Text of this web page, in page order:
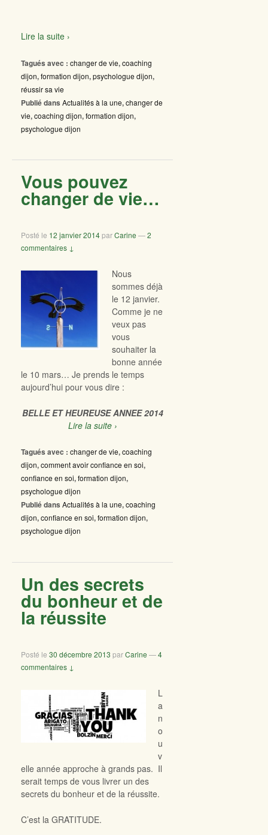
Lire la suite ›
Tagués avec : changer de vie,coaching
dijon,formation dijon,psychologue dijon,
réussir sa vie
Publié dans Actualités à la une,changer de
vie,coaching dijon,formation dijon,
psychologue dijon
Vous pouvez
changer de vie…
Posté le 12 janvier 2014parCarine —2
commentaires ↓
Nous
sommes déjà
le 12 janvier.
Comme je ne
veux pas
vous
souhaiter la
bonne année
le 10 mars… Je prends le temps
aujourd’hui pour vous dire :
BELLE ET HEUREUSE ANNEE 2014
Lire la suite ›
Tagués avec : changer de vie,coaching
dijon,comment avoir confiance en soi,
confiance en soi,formation dijon,
psychologue dijon
Publié dans Actualités à la une,coaching
dijon,confiance en soi,formation dijon,
psychologue dijon
Un des secrets
du bonheur et de
la réussite
Posté le 30 décembre 2013 parCarine —4
commentaires ↓
L
a
n
o
u
v
elle année approche à grands pas. Il
serait temps de vous livrer un des
secrets du bonheur et de la réussite.
C’est la GRATITUDE.